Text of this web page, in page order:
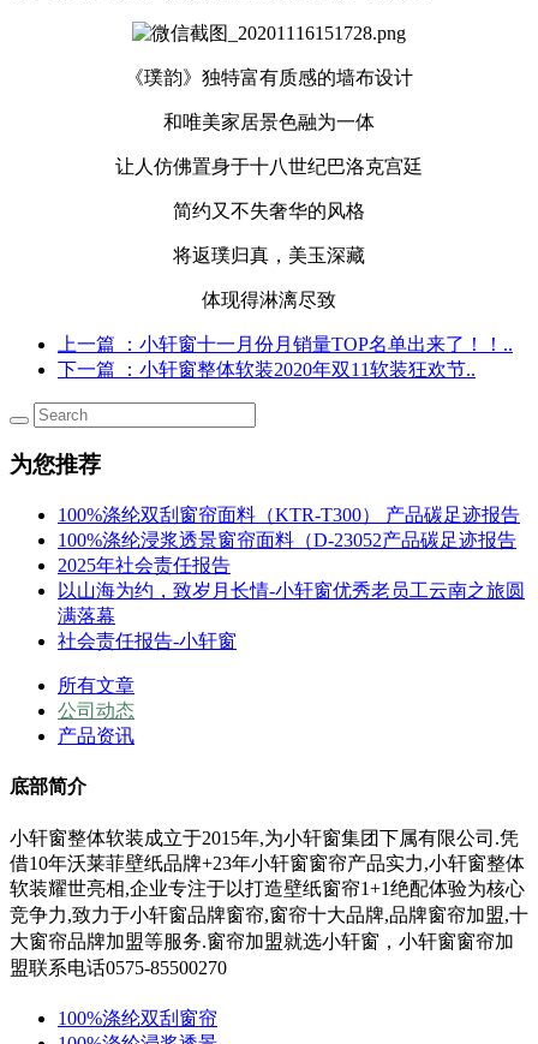
《璞韵》独特富有质感的墙布设计
和唯美家居景色融为一体
让人仿佛置身于十八世纪巴洛克宫廷
简约又不失奢华的风格
将返璞归真，美玉深藏
体现得淋漓尽致
上一篇
：小轩窗十一月份月销量TOP名单出来了！！..
下一篇
：小轩窗整体软装2020年双11软装狂欢节..
为您推荐
100%涤纶双刮窗帘面料（KTR-T300） 产品碳足迹报告
100%涤纶浸浆透景窗帘面料（D-23052产品碳足迹报告
2025年社会责任报告
以山海为约，致岁月长情-小轩窗优秀老员工云南之旅圆
满落幕
社会责任报告-小轩窗
所有文章
公司动态
产品资讯
底部简介
小轩窗整体软装成立于2015年,为小轩窗集团下属有限公司.凭
借10年沃莱菲壁纸品牌+23年小轩窗窗帘产品实力,小轩窗整体
软装耀世亮相,企业专注于以打造壁纸窗帘1+1绝配体验为核心
竞争力,致力于小轩窗品牌窗帘,窗帘十大品牌,品牌窗帘加盟,十
大窗帘品牌加盟等服务.窗帘加盟就选小轩窗，小轩窗窗帘加
盟联系电话0575-85500270
100%涤纶双刮窗帘